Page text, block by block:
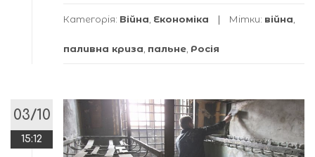
Категорія: Війна Економіка Мітки: війна
паливна криза пальне Росія
03/10
15:12